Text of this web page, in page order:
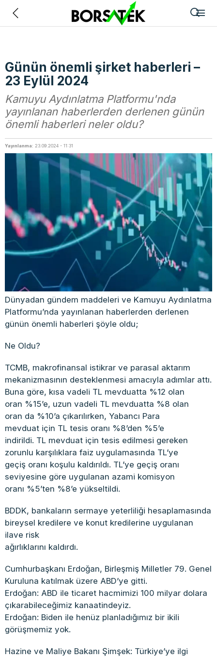
Günün önemli şirket haberleri –
23 Eylül 2024
Kamuyu Aydınlatma Platformu'nda
yayınlanan haberlerden derlenen günün
önemli haberleri neler oldu?
Yayınlanma: 23.09.2024 - 11:31
Dünyadan gündem maddeleri ve Kamuyu Aydınlatma
Platformu’nda yayınlanan haberlerden derlenen
günün önemli haberleri şöyle oldu;
Ne Oldu?
TCMB, makrofinansal istikrar ve parasal aktarım
mekanizmasının desteklenmesi amacıyla adımlar attı.
Buna göre, kısa vadeli TL mevduatta %12 olan
oran %15’e, uzun vadeli TL mevduatta %8 olan
oran da %10’a çıkarılırken, Yabancı Para
mevduat için TL tesis oranı %8’den %5’e
indirildi. TL mevduat için tesis edilmesi gereken
zorunlu karşılıklara faiz uygulamasında TL’ye
geçiş oranı koşulu kaldırıldı. TL’ye geçiş oranı
seviyesine göre uygulanan azami komisyon
oranı %5’ten %8’e yükseltildi.
BDDK, bankaların sermaye yeterliliği hesaplamasında
bireysel kredilere ve konut kredilerine uygulanan
ilave risk
ağırlıklarını kaldırdı.
Cumhurbaşkanı Erdoğan, Birleşmiş Milletler 79. Genel
Kuruluna katılmak üzere ABD’ye gitti.
Erdoğan: ABD ile ticaret hacmimizi 100 milyar dolara
çıkarabileceğimiz kanaatindeyiz.
Erdoğan: Biden ile henüz planladığımız bir ikili
görüşmemiz yok.
Hazine ve Maliye Bakanı Şimşek: Türkiye’ye ilgi